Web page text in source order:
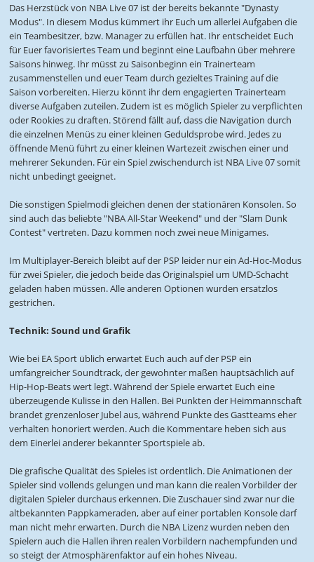
Das Herzstück von NBA Live 07 ist der bereits bekannte "Dynasty
Modus". In diesem Modus kümmert ihr Euch um allerlei Aufgaben die
ein Teambesitzer, bzw. Manager zu erfüllen hat. Ihr entscheidet Euch
für Euer favorisiertes Team und beginnt eine Laufbahn über mehrere
Saisons hinweg. Ihr müsst zu Saisonbeginn ein Trainerteam
zusammenstellen und euer Team durch gezieltes Training auf die
Saison vorbereiten. Hierzu könnt ihr dem engagierten Trainerteam
diverse Aufgaben zuteilen. Zudem ist es möglich Spieler zu verpflichten
oder Rookies zu draften. Störend fällt auf, dass die Navigation durch
die einzelnen Menüs zu einer kleinen Geduldsprobe wird. Jedes zu
öffnende Menü führt zu einer kleinen Wartezeit zwischen einer und
mehrerer Sekunden. Für ein Spiel zwischendurch ist NBA Live 07 somit
nicht unbedingt geeignet.
Die sonstigen Spielmodi gleichen denen der stationären Konsolen. So
sind auch das beliebte "NBA All-Star Weekend" und der "Slam Dunk
Contest" vertreten. Dazu kommen noch zwei neue Minigames.
Im Multiplayer-Bereich bleibt auf der PSP leider nur ein Ad-Hoc-Modus
für zwei Spieler, die jedoch beide das Originalspiel um UMD-Schacht
geladen haben müssen. Alle anderen Optionen wurden ersatzlos
gestrichen.
Technik: Sound und Grafik
Wie bei EA Sport üblich erwartet Euch auch auf der PSP ein
umfangreicher Soundtrack, der gewohnter maßen hauptsächlich auf
Hip-Hop-Beats wert legt. Während der Spiele erwartet Euch eine
überzeugende Kulisse in den Hallen. Bei Punkten der Heimmannschaft
brandet grenzenloser Jubel aus, während Punkte des Gastteams eher
verhalten honoriert werden. Auch die Kommentare heben sich aus
dem Einerlei anderer bekannter Sportspiele ab.
Die grafische Qualität des Spieles ist ordentlich. Die Animationen der
Spieler sind vollends gelungen und man kann die realen Vorbilder der
digitalen Spieler durchaus erkennen. Die Zuschauer sind zwar nur die
altbekannten Pappkameraden, aber auf einer portablen Konsole darf
man nicht mehr erwarten. Durch die NBA Lizenz wurden neben den
Spielern auch die Hallen ihren realen Vorbildern nachempfunden und
so steigt der Atmosphärenfaktor auf ein hohes Niveau.